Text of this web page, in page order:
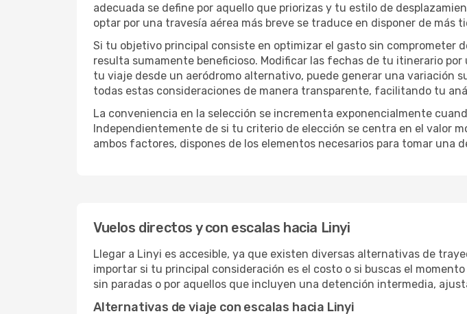
adecuada se define por aquello que priorizas y tu estilo de
optar por una travesía aérea más breve se traduce en disponer de más
Si tu objetivo principal consiste en optimizar el gasto sin
resulta sumamente beneficioso. Modificar las fechas de tu itinerario
tu viaje desde un aeródromo alternativo, puede generar una variación
todas estas consideraciones de manera transparente, facilitando tu
La conveniencia en la selección se incrementa exponencialmente
Independientemente de si tu criterio de elección se centra en el valor
ambos factores, dispones de los elementos necesarios para tomar una
Vuelos directos y con escalas hacia Linyi
Llegar a Linyi es accesible, ya que existen diversas alternativas de
importar si tu principal consideración es el costo o si buscas el
sin paradas o por aquellos que incluyen una detención intermedia,
Alternativas de viaje con escalas hacia Linyi